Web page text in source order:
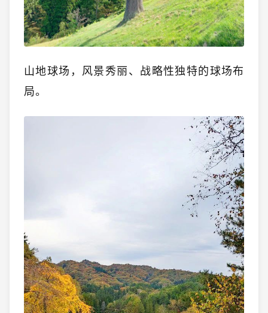
山地球场， 风景秀丽、战略性独特的球场布
局。